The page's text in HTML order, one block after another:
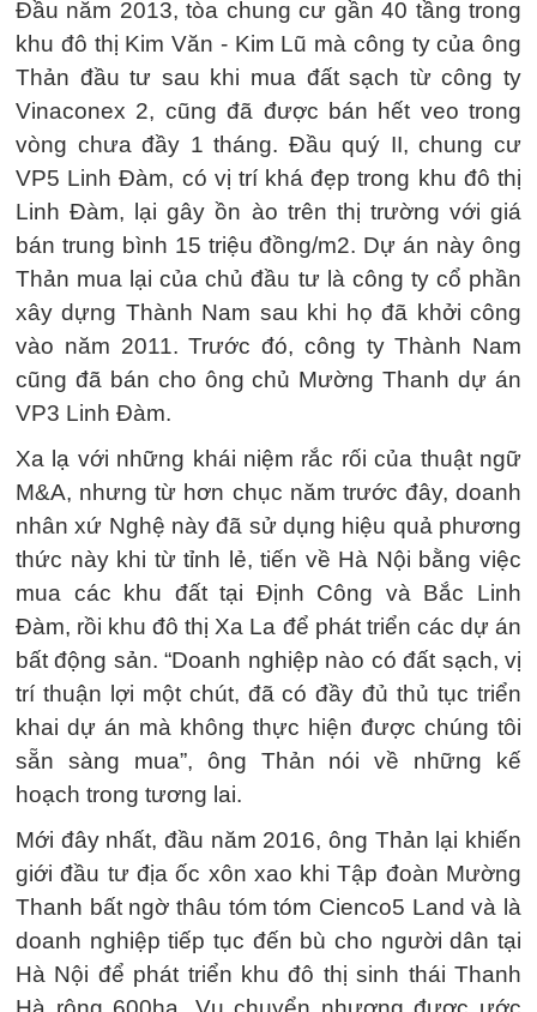
Đầu năm 2013, tòa chung cư gần 40 tầng trong
khu đô thị Kim Văn - Kim Lũ mà công ty của ông
Thản đầu tư sau khi mua đất sạch từ công ty
Vinaconex 2, cũng đã được bán hết veo trong
vòng chưa đầy 1 tháng. Đầu quý II, chung cư
VP5 Linh Đàm, có vị trí khá đẹp trong khu đô thị
Linh Đàm, lại gây ồn ào trên thị trường với giá
bán trung bình 15 triệu đồng/m2. Dự án này ông
Thản mua lại của chủ đầu tư là công ty cổ phần
xây dựng Thành Nam sau khi họ đã khởi công
vào năm 2011. Trước đó, công ty Thành Nam
cũng đã bán cho ông chủ Mường Thanh dự án
VP3 Linh Đàm.
Xa lạ với những khái niệm rắc rối của thuật ngữ
M&A, nhưng từ hơn chục năm trước đây, doanh
nhân xứ Nghệ này đã sử dụng hiệu quả phương
thức này khi từ tỉnh lẻ, tiến về Hà Nội bằng việc
mua các khu đất tại Định Công và Bắc Linh
Đàm, rồi khu đô thị Xa La để phát triển các dự án
bất động sản. “Doanh nghiệp nào có đất sạch, vị
trí thuận lợi một chút, đã có đầy đủ thủ tục triển
khai dự án mà không thực hiện được chúng tôi
sẵn sàng mua”, ông Thản nói về những kế
hoạch trong tương lai.
Mới đây nhất, đầu năm 2016, ông Thản lại khiến
giới đầu tư địa ốc xôn xao khi Tập đoàn Mường
Thanh bất ngờ thâu tóm tóm Cienco5 Land và là
doanh nghiệp tiếp tục đến bù cho người dân tại
Hà Nội để phát triển khu đô thị sinh thái Thanh